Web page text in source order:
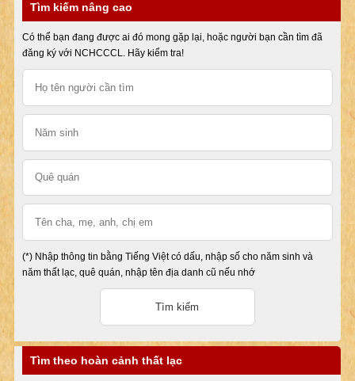
Tìm kiếm nâng cao
Có thể bạn đang được ai đó mong gặp lại, hoặc người bạn cần tìm đã
đăng ký với NCHCCCL. Hãy kiểm tra!
(*) Nhập thông tin bằng Tiếng Việt có dấu, nhập số cho năm sinh và
năm thất lạc, quê quán, nhập tên địa danh cũ nếu nhớ
Tìm theo hoàn cảnh thất lạc